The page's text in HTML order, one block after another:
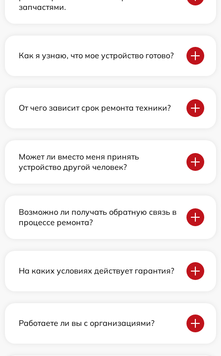
запчастями.
Как я узнаю, что мое устройство готово?
От чего зависит срок ремонта техники?
Может ли вместо меня принять
устройство другой человек?
Возможно ли получать обратную связь в
процессе ремонта?
На каких условиях действует гарантия?
Работаете ли вы с организациями?